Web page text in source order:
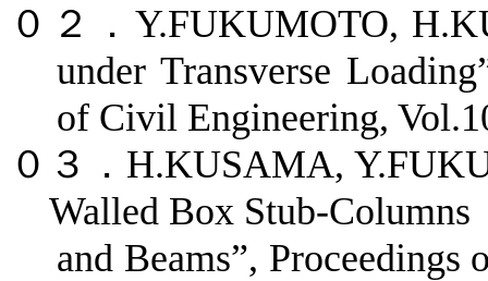
０２． Y.FUKUMOTO,
under Transverse
of Civil Engineering,
０３． H.KUSAMA,
Walled Box Stub-Columns
and Beams”,